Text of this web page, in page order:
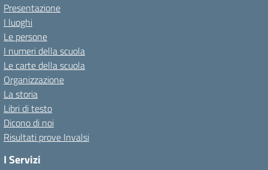
Presentazione
I luoghi
Le persone
I numeri della scuola
Le carte della scuola
Organizzazione
La storia
Libri di testo
Dicono di noi
Risultati prove Invalsi
I Servizi